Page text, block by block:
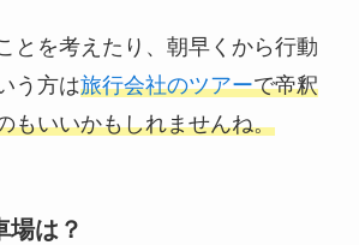
とを考えたり、朝早くから行動
う方は旅行会社のツアーで帝釈
もいいかもしれませんね。
場は？